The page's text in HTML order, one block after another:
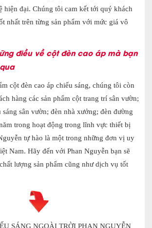
hiện đại. Chúng tôi cam kết tới quý khách
nhất trên từng sản phẩm với mức giá vô
điều về cột đèn cao áp mà bạn
cột đèn cao áp chiếu sáng, chúng tôi còn
hàng các sản phẩm cột trang trí sân vườn;
sáng sân vườn; đèn nhà xưởng; đèn đường
trong hoạt động trong lĩnh vực thiết bị
tự hào là một trong những đơn vị uy
Nam. Hãy đến với Phan Nguyễn bạn sẽ
lượng sản phẩm cũng như dịch vụ tốt
SÁNG NGOÀI TRỜI PHAN NGUYỄN